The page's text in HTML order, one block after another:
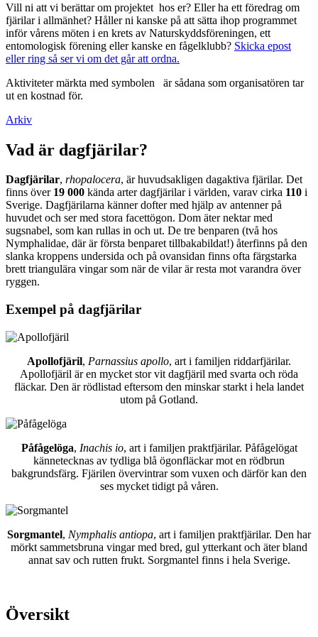
Vill ni att vi berättar om projektet hos er? Eller ha ett föredrag om
fjärilar i allmänhet? Håller ni kanske på att sätta ihop programmet
inför vårens möten i en krets av Naturskyddsföreningen, ett
entomologisk förening eller kanske en fågelklubb? Skicka epost
eller ring så ser vi om det går att ordna.
Aktiviteter märkta med symbolen
är sådana som organisatören tar
ut en kostnad för.
Arkiv
Vad är dagfjärilar?
Dagfjärilar, rhopalocera, är huvudsakligen dagaktiva fjärilar. Det
finns över 19 000 kända arter dagfjärilar i världen, varav cirka 110 i
Sverige. Dagfjärilarna känner dofter med hjälp av antenner på
huvudet och ser med stora facettögon. Dom äter nektar med
sugsnabel, som kan rullas in och ut. De tre benparen (två hos
Nymphalidae, där är första benparet tillbakabildat!) återfinns på den
slanka kroppens undersida och på ovansidan finns ofta färgstarka
brett triangulära vingar som när de vilar är resta mot varandra över
ryggen.
Exempel på dagfjärilar
Apollofjäril, Parnassius apollo, art i familjen riddarfjärilar.
Apollofjäril är en mycket stor vit dagfjäril med svarta och röda
fläckar. Den är rödlistad eftersom den minskar starkt i hela landet
utom på Gotland.
Påfågelöga, Inachis io, art i familjen praktfjärilar. Påfågelögat
kännetecknas av tydliga blå ögonfläckar mot en rödbrun
bakgrundsfärg. Fjärilen övervintrar som vuxen och därför kan den
ses mycket tidigt på våren.
Sorgmantel, Nymphalis antiopa, art i familjen praktfjärilar. Den har
mörkt sammetsbruna vingar med bred, gul ytterkant och äter bland
annat sav och rutten frukt. Sorgmantel finns i hela Sverige.
Översikt